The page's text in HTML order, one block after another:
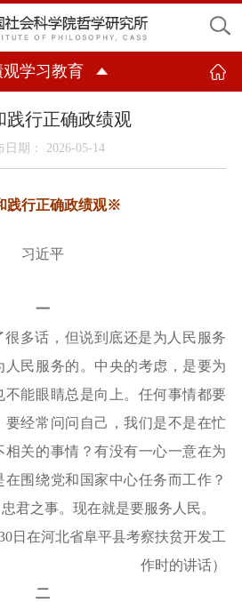
学习教育
践行正确政绩观
日期： 2026-05-14
践行正确政绩观※
习近平
一
很多话，但说到底还是为人民服务
民服务的。中央的考虑，是要为
不能眼睛总是向上。任何事情都要
要经常问问自己，我们是不是在忙
关的事情？有没有一心一意在为
围绕党和国家中心任务而工作？
君之事。现在就是要服务人民。
日在河北省阜平县考察扶贫开发工
作时的讲话）
二